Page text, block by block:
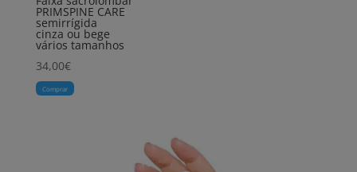
PRIMSPINE CARE
semirrígida
cinza ou bege
vários tamanhos
34,00€
Comprar